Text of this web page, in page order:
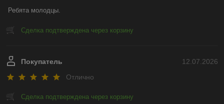
Ребята молодцы.
Сделка подтверждена через корзину
12.07.2026
Покупатель
Отлично
Сделка подтверждена через корзину